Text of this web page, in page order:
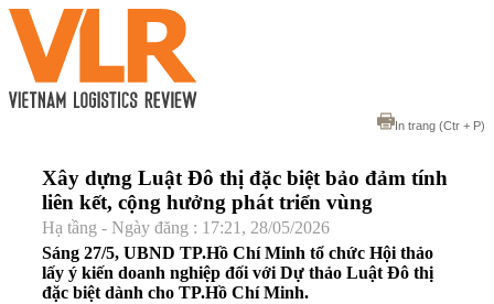
In trang (Ctr + P)
Xây dựng Luật Đô thị đặc biệt bảo đảm tính
liên kết, cộng hưởng phát triển vùng
Hạ tầng - Ngày đăng : 17:21, 28/05/2026
Sáng 27/5, UBND TP.Hồ Chí Minh tổ chức Hội thảo
lấy ý kiến doanh nghiệp đối với Dự thảo Luật Đô thị
đặc biệt dành cho TP.Hồ Chí Minh.